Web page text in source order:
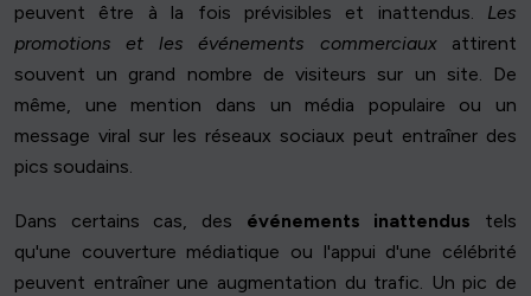
peuvent être à la fois prévisibles et inattendus. Les
promotions et les événements commerciauxattirent
souvent un grand nombre de visiteurs sur un site. De
même, une mention dans un média populaire ou un
message viral sur les réseaux sociaux peut entraîner des
pics soudains.
Dans certains cas, des événements inattendus tels
qu'une couverture médiatique ou l'appui d'une célébrité
peuvent entraîner une augmentation du trafic. Un pic de